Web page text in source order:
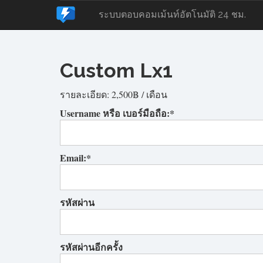
ระบบตอบคอมเม้นท์อัตโนมัติ 24 ชม.
Custom Lx1
รายละเอียด: 2,500฿ / เดือน
Username หรือ เบอร์มือถือ:*
Email:*
รหัสผ่าน
รหัสผ่านอีกครั้ง